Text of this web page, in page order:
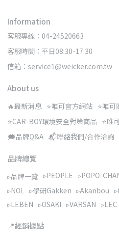
Information
客服專線：04-24520663
客服時間：平日08:30-17:30
信箱：service1@weicker.com.tw
About us
🔥最新消息 ⭐唯可官方網站 ⭐唯
⭐CAR-BOY環境安全對策商品 ⭐唯
🗯️品牌Q&A 📬聯絡我們/合作洽詢
品牌總覽
▹品牌一覽 ▹PEOPLE ▹POPO-
▹NOL ▹學研Gakken ▹Akanbou
▹LEBEN ▹OSAKI ▹VARSAN ▹LEC
📍經銷據點